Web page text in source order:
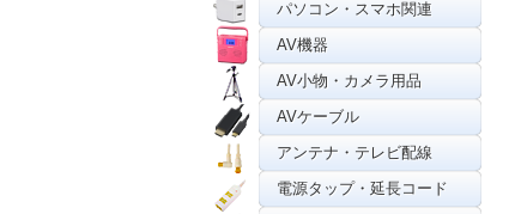
パソコン・スマホ関連
AV機器
AV小物・カメラ用品
AVケーブル
アンテナ・テレビ配線
電源タップ・延長コード